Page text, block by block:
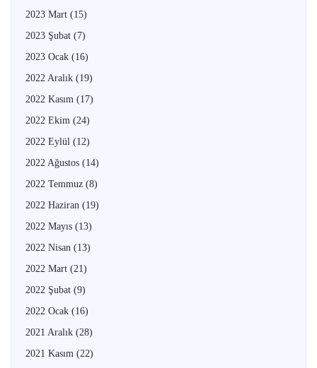
2023 Mart (15)
2023 Şubat (7)
2023 Ocak (16)
2022 Aralık (19)
2022 Kasım (17)
2022 Ekim (24)
2022 Eylül (12)
2022 Ağustos (14)
2022 Temmuz (8)
2022 Haziran (19)
2022 Mayıs (13)
2022 Nisan (13)
2022 Mart (21)
2022 Şubat (9)
2022 Ocak (16)
2021 Aralık (28)
2021 Kasım (22)